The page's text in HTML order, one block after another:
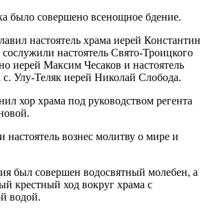
было совершено всенощное бдение.
настоятель храма иерей Константин
настоятель Свято-Троицкого
иерей Максим Чесаков и настоятель
с. Улу-Теляк иерей Николай Слобода.
хор храма под руководством регента
настоятель вознес молитву о мире и
был совершен водосвятный молебен, а
крестный ход вокруг храма с
водой.